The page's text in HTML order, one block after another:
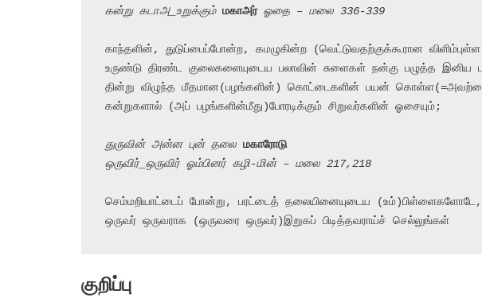
கன்று கடாஅ_உறுக்கும் மகாஅர் ஓதை – மலை 336-339
காந்தளின், துடுப்பைப்போன்ற, கமழுகின்ற (வெட்டுவதற்குக்கூரான
உருண்டு திரண்ட குலைகளையுடைய பலாவின் சுளைகள் நன்கு பழுத்த இனிய
தின்று விழுந்த மீதமான(பழங்களின்) கொட்டைகளின் பயன்
கன்றுகளால் (அப் பழங்களின்மீது)போரடிக்கும் சிறுவர்களின் ஓசையும்;
துருவின் அன்ன புன் தலை மகாரோடு
ஒருவிர்_ஒருவிர் ஓம்பினர் கழி-மின் – மலை 217,218
செம்மறியாட்டைப் போன்று, பரட்டைத் தலையினையுடைய (உம்)பிள்ளைகளோடே,
ஒருவர் ஒருவராக (ஒருவரை ஒருவர்)இறுகப் பிடித்தவராய்ச் செல்லுங்கள்
குறிப்பு